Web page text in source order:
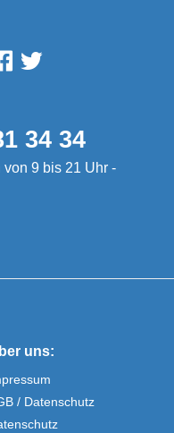
34 34
9 bis 21 Uhr -
uns:
/ Datenschutz